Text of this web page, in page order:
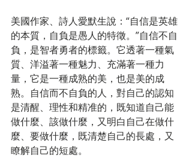
美國作家、詩人愛默生說：“自信是英雄
的本質，自負是愚人的特徵。”自信不自
負，是智者勇者的標籤。它透著一種氣
質、洋溢著一種魅力、充滿著一種力
量，它是一種成熟的美，也是美的成
熟。自信而不自負的人，對自己的認知
是清醒、理性和精准的，既知道自己能
做什麼、該做什麼，又明白自己在做什
麼、要做什麼，既清楚自己的長處，又
瞭解自己的短處。